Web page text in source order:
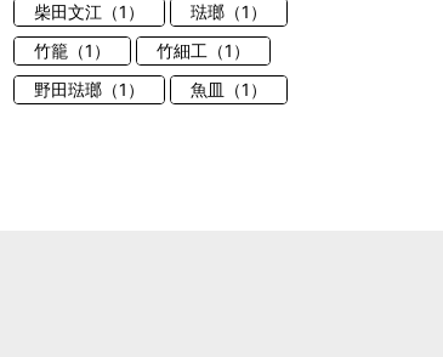
柴田文江（1）
琺瑯（1）
竹籠（1）
竹細工（1）
野田琺瑯（1）
魚皿（1）